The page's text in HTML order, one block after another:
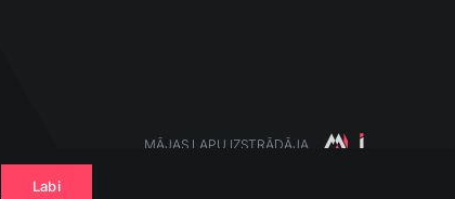
MĀJAS LAPU IZSTRĀDĀJA
Labi